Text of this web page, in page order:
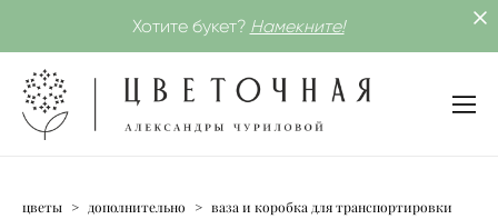
Хотите букет? Намекните!
цветы > дополнительно > ваза и коробка для транспортировки